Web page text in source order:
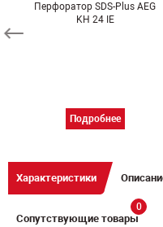
Перфоратор SDS-Plus AEG
KH 24 IE
Подробнее
Характеристики
Сопутствующие товары
0